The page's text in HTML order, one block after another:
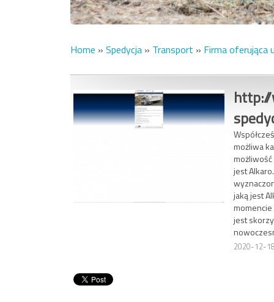
Home » Spedycja » Transport » Firma oferująca
możliwa
jest
jaką jest
jest
2020-12-